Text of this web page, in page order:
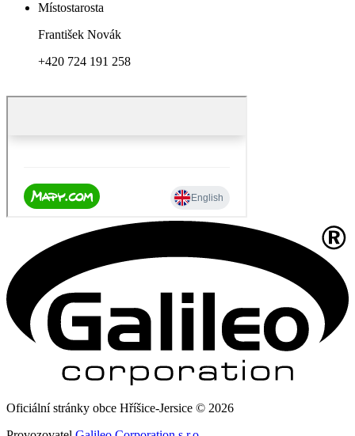
Místostarosta
František Novák
+420 724 191 258
Oficiální stránky obce Hříšice-Jersice © 2026